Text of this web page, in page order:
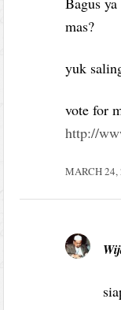
mas?
yuk
vote for
http://
MARCH 24,